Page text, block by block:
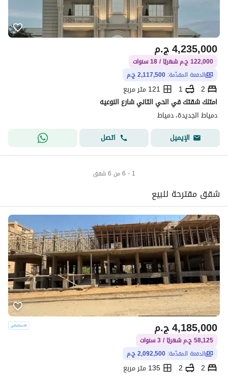
ج.م4,235,000
122,000 ج.م شهريًا / 18 سنوات
الدفعة المقدّمة: 2,117,500 ج.م
2
1
121 متر مربع
امتلك شقتك في الحي الثاني شارع النوعيه
دمياط الجديدة، دمياط
الإيميل
اتصل
1 - 6 من 6 شقق
شقق مقترحة للبيع
ج.م4,185,000
58,125 ج.م شهريًا / 3 سنوات
الدفعة المقدّمة: 2,092,500 ج.م
2
2
135 متر مربع